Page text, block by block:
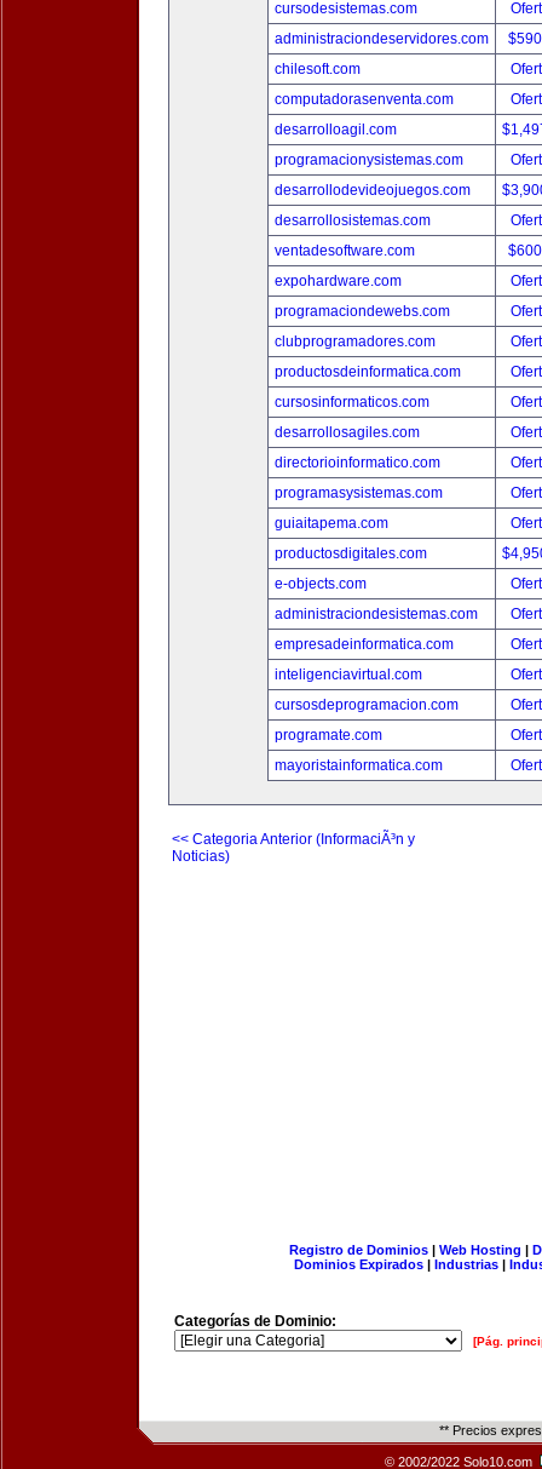
cursodesistemas.com
administraciondeservidores.com
chilesoft.com
computadorasenventa.com
desarrolloagil.com
programacionysistemas.com
desarrollodevideojuegos.com
desarrollosistemas.com
ventadesoftware.com
expohardware.com
programaciondewebs.com
clubprogramadores.com
productosdeinformatica.com
cursosinformaticos.com
desarrollosagiles.com
directorioinformatico.com
programasysistemas.com
guiaitapema.com
productosdigitales.com
e-objects.com
administraciondesistemas.com
empresadeinformatica.com
inteligenciavirtual.com
cursosdeprogramacion.com
programate.com
mayoristainformatica.com
<< Categoria Anterior (InformaciÃ³n y
Noticias)
Registro de Dominios| Web Hosting |
Dominios Expirados | Industrias |
Categorías de Dominio:
[Pág.
** Precios
© 2002/2022 Solo10.com